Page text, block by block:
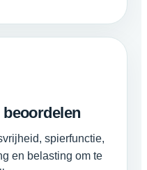
spierfunctie,
en belasting om te